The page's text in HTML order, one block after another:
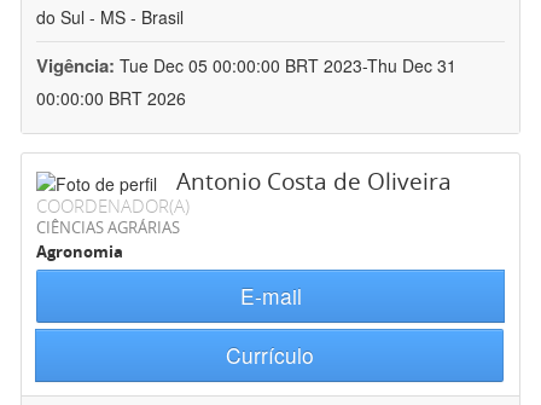
do Sul - MS - Brasil
Vigência: Tue Dec 05 00:00:00 BRT 2023-Thu Dec 31
00:00:00 BRT 2026
Antonio Costa de Oliveira
COORDENADOR(A)
CIÊNCIAS AGRÁRIAS
Agronomia
E-mail
Currículo